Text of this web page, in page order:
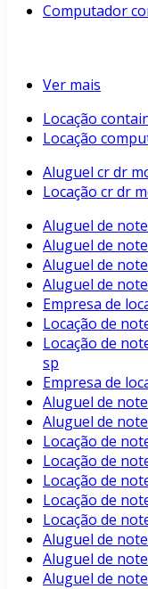
Computador
Ver mais
Locação
Locação
Aluguel cr dr
Locação cr dr
Aluguel de
Aluguel de
Aluguel de
Aluguel de
Empresa de
Locação de
Locação de
sp
Empresa de
Aluguel de
Aluguel de
Locação de
Locação de
Locação de
Locação de
Locação de
Aluguel de
Aluguel de
Aluguel de